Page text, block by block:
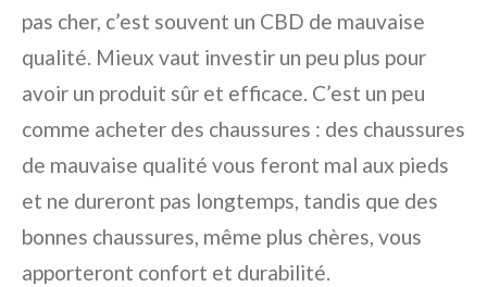
pas cher, c’est souvent un CBD de mauvaise
qualité. Mieux vaut investir un peu plus pour
avoir un produit sûr et efficace. C’est un peu
comme acheter des chaussures : des chaussures
de mauvaise qualité vous feront mal aux pieds
et ne dureront pas longtemps, tandis que des
bonnes chaussures, même plus chères, vous
apporteront confort et durabilité.